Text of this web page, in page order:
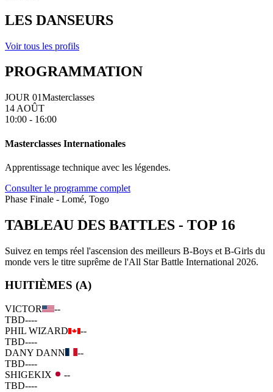
LES DANSEURS
Voir tous les profils
PROGRAMMATION
JOUR 01Masterclasses
14 AOÛT
10:00 - 16:00
Masterclasses Internationales
Apprentissage technique avec les légendes.
Consulter le programme complet
Phase Finale - Lomé, Togo
TABLEAU DES BATTLES - TOP 16
Suivez en temps réel l'ascension des meilleurs B-Boys et B-Girls du
monde vers le titre suprême de l'All Star Battle International 2026.
HUITIÈMES (A)
VICTOR
--
TBD----
PHIL WIZARD
--
TBD----
DANY DANN
--
TBD----
SHIGEKIX
--
TBD----